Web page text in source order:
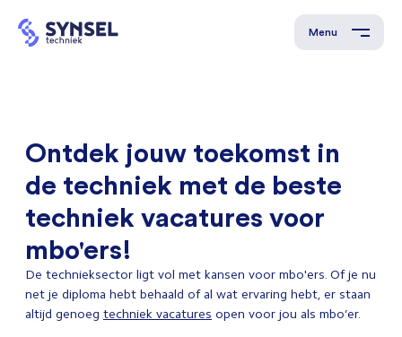
Menu
Ontdek jouw toekomst in
de techniek met de beste
techniek vacatures voor
mbo'ers!
De technieksector ligt vol met kansen voor mbo'ers. Of je nu
net je diploma hebt behaald of al wat ervaring hebt, er staan
altijd genoeg techniek vacatures open voor jou als mbo’er.